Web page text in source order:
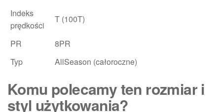
Indeks
prędkości
T (100T)
PR
8PR
Typ
AllSeason (całoroczne)
Komu polecamy ten rozmiar i
styl użytkowania?